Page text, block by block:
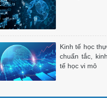
Kinh tế học
chuẩn tắc,
tế học vi mô